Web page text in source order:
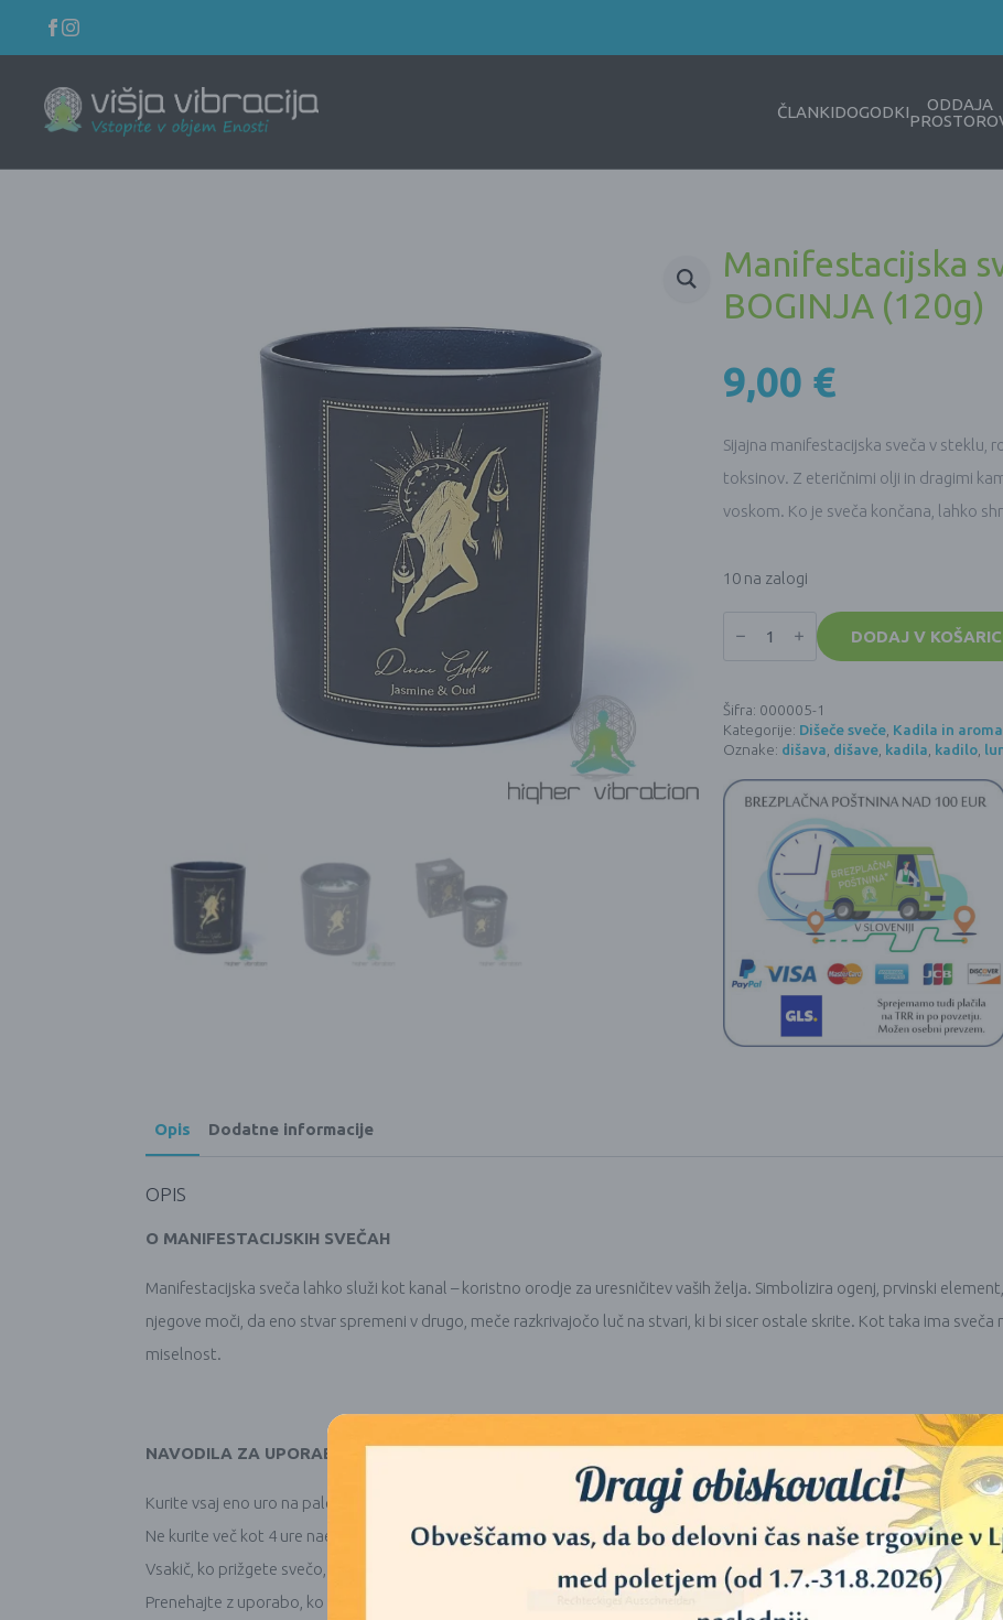
ČLANKIDOGODKI
ODDAJA
Manifestacijska
BOGINJA (120g)
9,00 €
Sijajna manifestacijska sveča v steklu,
toksinov. Z eteričnimi olji in dragimi
voskom. Ko je sveča končana, lahko
10 na zalogi
Manifestacijska
sveča
količina
DODAJ V
Šifra: 000005-1
Kategorije: Dišeče sveče, Kadila in
Oznake: dišava, dišave, kadila, kadilo,
Opis Dodatne informacije
OPIS
O MANIFESTACIJSKIH SVEČAH
Manifestacijska sveča lahko služi kot kanal – koristno orodje za uresničitev vaših želja. Simbolizira ogenj, prvinski
njegove moči, da eno stvar spremeni v drugo, meče razkrivajočo luč na stvari, ki bi sicer ostale skrite. Kot taka ima
miselnost.
NAVODILA ZA UPORABO
Kurite vsaj eno uro na palec premera sveče vsakič, ko svečo prižgete, da zagotovite najboljšo učinkovitost gorenja.
Ne kurite več kot 4 ure naenkrat.
Vsakič, ko prižgete svečo, odrežite stenj na ¼” (0,5 cm).
Prenehajte z uporabo, ko na dnu ostane ½” (1,3 cm) voska.